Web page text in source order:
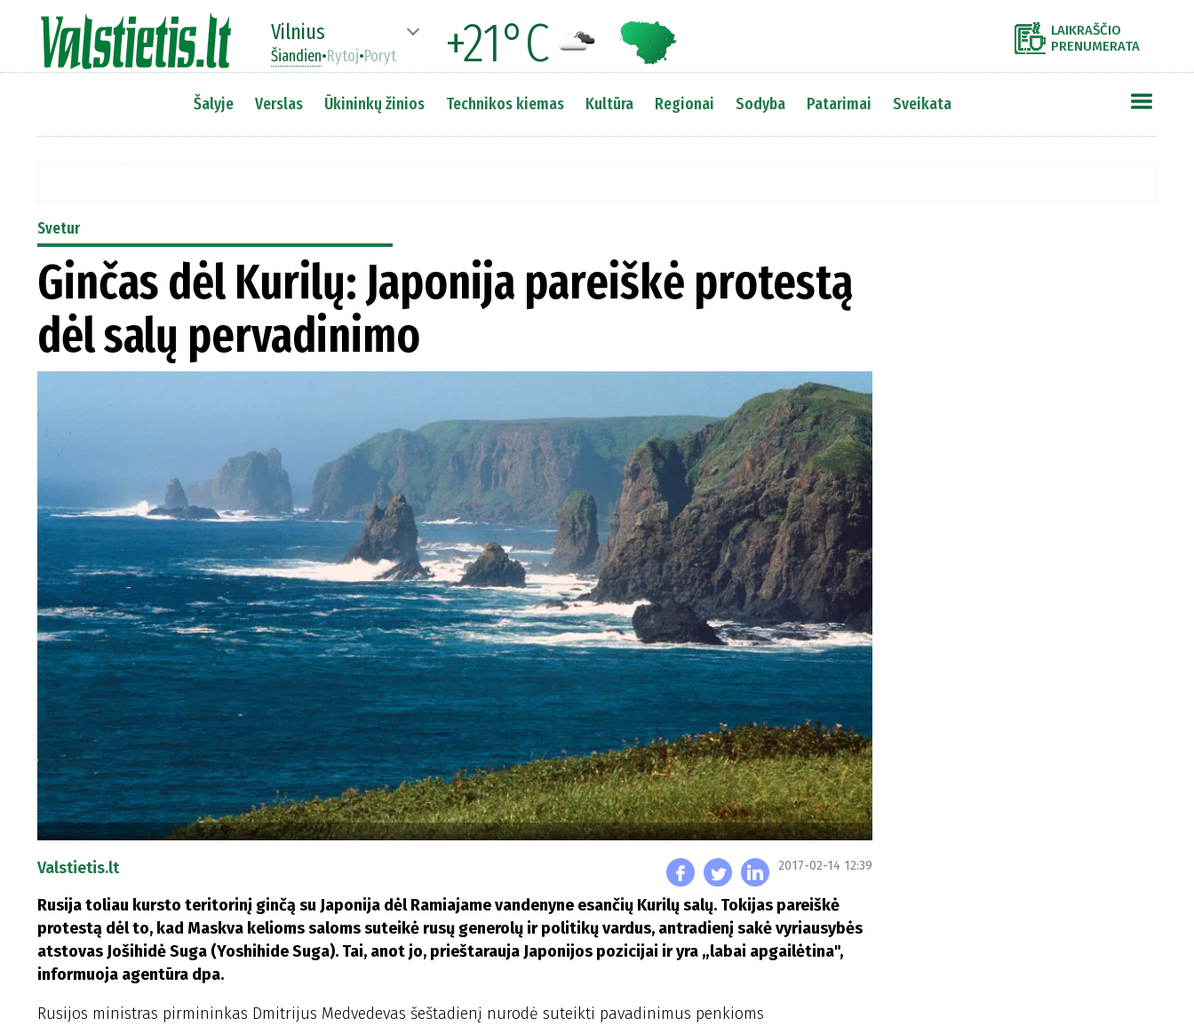
Vilnius +21°C
Šiandien•Rytoj•Poryt
LAIKRAŠČIO
PRENUMERATA
Šalyje Verslas Ūkininkų žinios Technikos kiemas Kultūra Regionai Sodyba Patarimai Sveikata
Svetur
Ginčas dėl Kurilų: Japonija pareiškė protestą
dėl salų pervadinimo
Valstietis.lt 2017-02-14 12:39
Rusija toliau kursto teritorinį ginčą su Japonija dėl Ramiajame vandenyne esančių Kurilų salų. Tokijas pareiškė
protestą dėl to, kad Maskva kelioms saloms suteikė rusų generolų ir politikų vardus, antradienį sakė vyriausybės
atstovas Jošihidė Suga (Yoshihide Suga). Tai, anot jo, prieštarauja Japonijos pozicijai ir yra „labai apgailėtina",
informuoja agentūra dpa.
Rusijos ministras pirmininkas Dmitrijus Medvedevas šeštadienį nurodė suteikti pavadinimus penkioms